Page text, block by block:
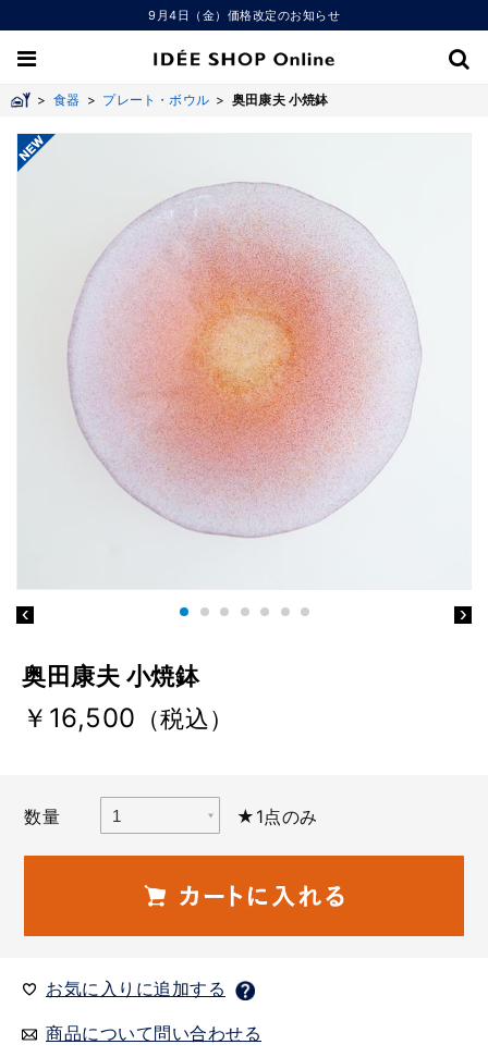
9月4日（金）価格改定のお知らせ
> 食器 > プレート・ボウル >奥田康夫 小焼鉢
奥田康夫 小焼鉢
￥16,500 （税込）
数量 ★1点のみ
お気に入りに追加する
商品について問い合わせる